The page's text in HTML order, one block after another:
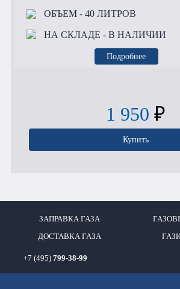
ОБЪЕМ- 40 ЛИТРОВ
НА СКЛАДЕ - В НАЛИЧИИ
Подробнее
1 950 ₽
Купить
ЗАПРАВКА ГАЗА
ДОСТАВКА ГАЗА
+7 (495) 799-38-99